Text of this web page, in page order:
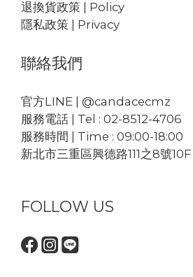
退換貨政策 | Policy
隱私政策 | Privacy
聯絡我們
官方LINE | @candacecmz
服務電話 | Tel : 02-8512-4706
服務時間 | Time : 09:00-18:00
新北市三重區興德路111之8號10F
FOLLOW US